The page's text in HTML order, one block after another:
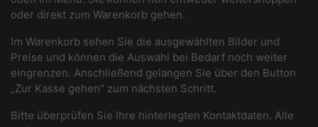
oder direkt zum Warenkorb gehen.
Im Warenkorb sehen Sie die ausgewählten Bilder und
Preise und können die Auswahl bei Bedarf noch weiter
eingrenzen. Anschließend gelangen Sie über den Button
„Zur Kasse gehen" zum nächsten Schritt.
Bitte überprüfen Sie Ihre hinterlegten Kontaktdaten. Alle